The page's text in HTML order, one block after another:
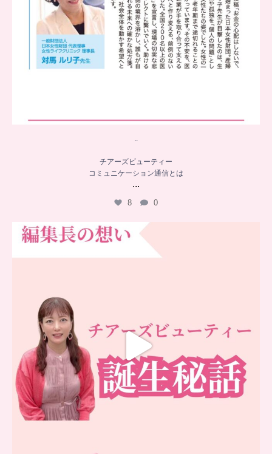
..
チアーズビューティー
コミュニケーション通信とは
...
8 0
チアーズビューティー誕生秘話